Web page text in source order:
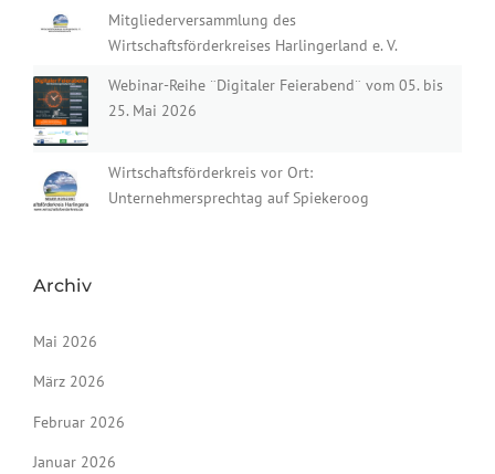
Mitgliederversammlung des
Wirtschaftsförderkreises Harlingerland e. V.
Webinar-Reihe ¨Digitaler Feierabend¨ vom 05. bis
25. Mai 2026
Wirtschaftsförderkreis vor Ort:
Unternehmersprechtag auf Spiekeroog
Archiv
Mai 2026
März 2026
Februar 2026
Januar 2026